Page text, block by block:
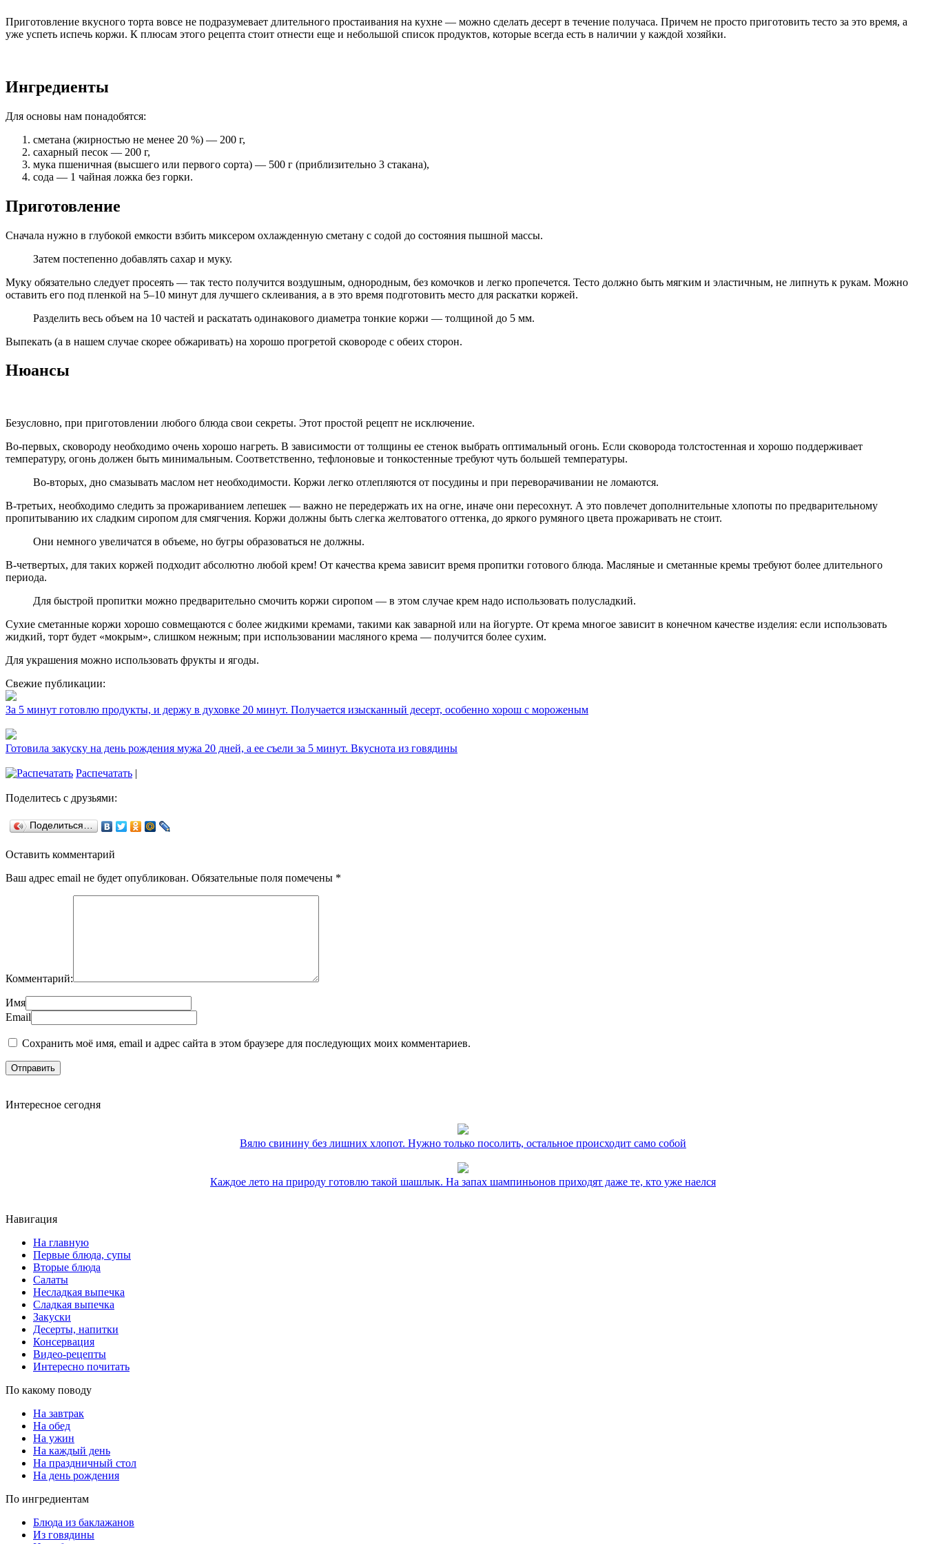
Приготовление вкусного торта вовсе не подразумевает длительного простаивания на кухне — можно сделать десерт в течение получаса. Причем не просто приготовить тесто за это время, а
уже успеть испечь коржи. К плюсам этого рецепта стоит отнести еще и небольшой список продуктов, которые всегда есть в наличии у каждой хозяйки.
Ингредиенты
Для основы нам понадобятся:
сметана (жирностью не менее 20 %) — 200 г,
сахарный песок — 200 г,
мука пшеничная (высшего или первого сорта) — 500 г (приблизительно 3 стакана),
сода — 1 чайная ложка без горки.
Приготовление
Сначала нужно в глубокой емкости взбить миксером охлажденную сметану с содой до состояния пышной массы.
Затем постепенно добавлять сахар и муку.
Муку обязательно следует просеять — так тесто получится воздушным, однородным, без комочков и легко пропечется. Тесто должно быть мягким и эластичным, не липнуть к рукам. Можно
оставить его под пленкой на 5–10 минут для лучшего склеивания, а в это время подготовить место для раскатки коржей.
Разделить весь объем на 10 частей и раскатать одинакового диаметра тонкие коржи — толщиной до 5 мм.
Выпекать (а в нашем случае скорее обжаривать) на хорошо прогретой сковороде с обеих сторон.
Нюансы
Безусловно, при приготовлении любого блюда свои секреты. Этот простой рецепт не исключение.
Во-первых, сковороду необходимо очень хорошо нагреть. В зависимости от толщины ее стенок выбрать оптимальный огонь. Если сковорода толстостенная и хорошо поддерживает
температуру, огонь должен быть минимальным. Соответственно, тефлоновые и тонкостенные требуют чуть большей температуры.
Во-вторых, дно смазывать маслом нет необходимости. Коржи легко отлепляются от посудины и при переворачивании не ломаются.
В-третьих, необходимо следить за прожариванием лепешек — важно не передержать их на огне, иначе они пересохнут. А это повлечет дополнительные хлопоты по предварительному
пропитыванию их сладким сиропом для смягчения. Коржи должны быть слегка желтоватого оттенка, до яркого румяного цвета прожаривать не стоит.
Они немного увеличатся в объеме, но бугры образоваться не должны.
В-четвертых, для таких коржей подходит абсолютно любой крем! От качества крема зависит время пропитки готового блюда. Масляные и сметанные кремы требуют более длительного
периода.
Для быстрой пропитки можно предварительно смочить коржи сиропом — в этом случае крем надо использовать полусладкий.
Сухие сметанные коржи хорошо совмещаются с более жидкими кремами, такими как заварной или на йогурте. От крема многое зависит в конечном качестве изделия: если использовать
жидкий, торт будет «мокрым», слишком нежным; при использовании масляного крема — получится более сухим.
Для украшения можно использовать фрукты и ягоды.
Свежие публикации:
За 5 минут готовлю продукты, и держу в духовке 20 минут. Получается изысканный десерт, особенно хорош с мороженым
Готовила закуску на день рождения мужа 20 дней, а ее съели за 5 минут. Вкуснота из говядины
Распечатать |
Поделитесь с друзьями:
Поделиться…
Оставить комментарий
Ваш адрес email не будет опубликован. Обязательные поля помечены *
Комментарий:
Имя
Email
Сохранить моё имя, email и адрес сайта в этом браузере для последующих моих комментариев.
Интересное сегодня
Вялю свинину без лишних хлопот. Нужно только посолить, остальное происходит само собой
Каждое лето на природу готовлю такой шашлык. На запах шампиньонов приходят даже те, кто уже наелся
Навигация
На главную
Первые блюда, супы
Вторые блюда
Салаты
Несладкая выпечка
Сладкая выпечка
Закуски
Десерты, напитки
Консервация
Видео-рецепты
Интересно почитать
По какому поводу
На завтрак
На обед
На ужин
На каждый день
На праздничный стол
На день рождения
По ингредиентам
Блюда из баклажанов
Из говядины